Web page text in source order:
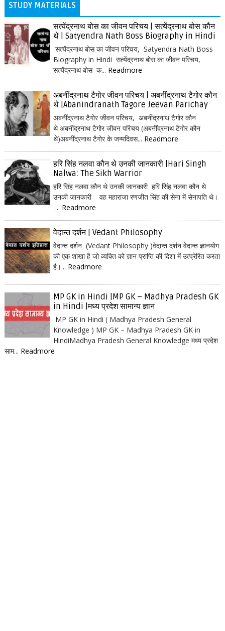
STUDY MATERIALS
सत्येंद्रनाथ बोस का जीवन परिचय | सत्येंद्रनाथ बोस कौन
थे | Satyendra Nath Boss Biography in Hindi
सत्येंद्रनाथ बोस का जीवन परिचय, Satyendra Nath Boss
Biography in Hindi सत्येंद्रनाथ बोस का जीवन परिचय,
सत्येंद्रनाथ बोस क... Readmore
अबनींद्रनाथ टैगोर जीवन परिचय | अबनींद्रनाथ टैगोर कौन
थे |Abanindranath Tagore Jeevan Parichay
अबनींद्रनाथ टैगोर जीवन परिचय, अबनींद्रनाथ टैगोर कौन
थे अबनींद्रनाथ टैगोर जीवन परिचय (अबनींद्रनाथ टैगोर कौन
थे)अबनींद्रनाथ टैगोर के जन्मदिवस... Readmore
हरि सिंह नलवा कौन थे उनकी जानकारी |Hari Singh
Nalwa: The Sikh Warrior
हरि सिंह नलवा कौन थे उनकी जानकारी हरि सिंह नलवा कौन थे
उनकी जानकारी वह महाराजा रणजीत सिंह की सेना में सेनापति थे।
... Readmore
वेदान्त दर्शन | Vedant Philosophy
वेदान्त दर्शन (Vedant Philosophy )वेदान्त दर्शन वेदान्त ज्ञानयोग
की एक शाखा है जो व्यक्ति को ज्ञान प्राप्ति की दिशा में उत्प्रेरित करता
है।... Readmore
MP GK in Hindi |MP GK – Madhya Pradesh GK
in Hindi |मध्य प्रदेश सामान्य ज्ञान
MP GK in Hindi ( Madhya Pradesh General
Knowledge ) MP GK – Madhya Pradesh GK in
HindiMadhya Pradesh General Knowledge मध्य प्रदेश
साम... Readmore